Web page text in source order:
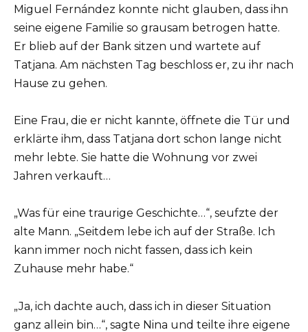
Miguel Fernández konnte nicht glauben, dass ihn
seine eigene Familie so grausam betrogen hatte.
Er blieb auf der Bank sitzen und wartete auf
Tatjana. Am nächsten Tag beschloss er, zu ihr nach
Hause zu gehen.
Eine Frau, die er nicht kannte, öffnete die Tür und
erklärte ihm, dass Tatjana dort schon lange nicht
mehr lebte. Sie hatte die Wohnung vor zwei
Jahren verkauft…
„Was für eine traurige Geschichte…“, seufzte der
alte Mann. „Seitdem lebe ich auf der Straße. Ich
kann immer noch nicht fassen, dass ich kein
Zuhause mehr habe.“
„Ja, ich dachte auch, dass ich in dieser Situation
ganz allein bin…“, sagte Nina und teilte ihre eigene